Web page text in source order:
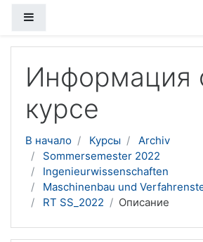
Информация
курсе
В начало Курсы
Archiv
Sommersemester 2022
Ingenieurwissenschaften
Maschinenbau und
RT SS_2022
Описание